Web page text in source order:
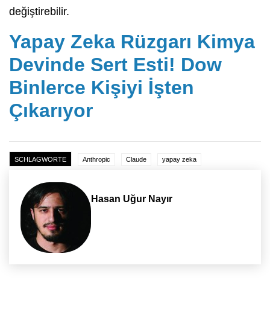
değiştirebilir.
Yapay Zeka Rüzgarı Kimya
Devinde Sert Esti! Dow
Binlerce Kişiyi İşten
Çıkarıyor
SCHLAGWORTE Anthropic Claude yapay zeka
Hasan Uğur Nayır